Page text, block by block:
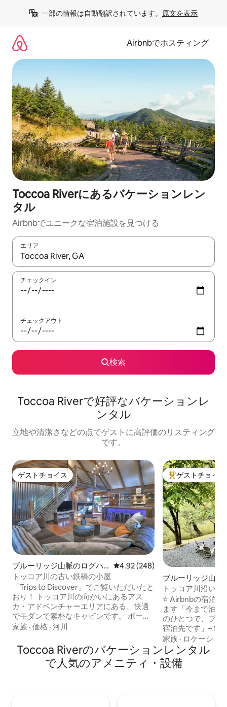
一部の情報は自動翻訳されています。 原文を表示
Airbnbでホスティング
Toccoa Riverにあるバケーションレン
タル
Airbnbでユニークな宿泊施設を見つける
エリア
検索結果が表示されたら、上下の矢印キーを使って移動するか
チェックイン
チェックアウト
検索
Toccoa Riverで好評なバケーションレ
ンタル
立地や清潔さなどの点でゲストに高評価のリスティング
です。
ゲストチョイス
ゲストチョイス
ブルーリッジ山脈のログハ
ウス
レビュー248件、5つ星中4.92つ
4.92 (248)
トッコア川の古い鉄橋の小屋
「Trips to Discover」でご覧いただいたと
おり！ トッコア川の向かいにあるアス
カ・アドベンチャーエリアにある、快適
でモダンで素朴なキャビンです。 ポーチ
でブランコに乗ったり、川の音を聞きな
りできます。 オープンキッチンでお料理
を作ったり、徒歩圏内にある2つのレスト
ランで食事を楽しんだり、ブルーリッジ
家族 · 価格 · 河川
大好評のゲスト
ゲストチョイス
ブルーリッジ山脈
ウス
トッコア川沿い
キャビン
⭐ Airbnbの宿泊先
ます「今まで泊
のひとつで、ブル
宿泊先です」– Scottさん 流
目覚めましょう。
トのブランコで
う。静寂に包まれ
火の周りで夜を終えま
家族 · ロケーショ
Toccoa Riverのバケーションレンタル
で人気のアメニティ・設備